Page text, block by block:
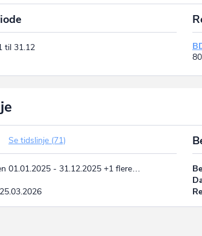
til 31.12
Se tidslinje (71)
01.01.2025 - 31.12.2025 +1 flere…
25.03.2026